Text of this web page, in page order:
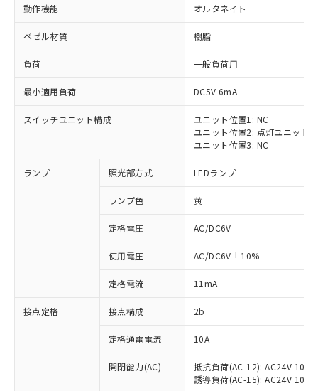
動作機能 オルタネイト
ベゼル材質 樹脂
負荷 一般負荷用
最小適用負荷 DC5V 6mA
スイッチユニット構成
ユニット位置1: NC
ユニット位置2: 点灯ユニット
ユニット位置3: NC
ランプ 照光部方式 LEDランプ
ランプ色 黄
定格電圧 AC/DC6V
使用電圧 AC/DC6V±10%
定格電流 11mA
接点定格 接点構成 2b
定格通電電流 10A
開閉能力(AC)
抵抗負荷(AC-12): AC24V 10A/
誘導負荷(AC-15): AC24V
ご利用条件
以下の条件をお読みいただき、同意のうえ
ご利用ください。
本サービスは、当社制御機器事業取扱
商品の当社在庫状況および標準価格
(税抜)を提供させていただくもので
当社制御機器事業取扱商品の中には、
対応済み：EU RoHS指令（10物質）の
非含有に対応した製品が提供可能な商品で
対応予定：EU RoHS指令（10物質）の非含
有に対応した製品に切り替える予定のある
対応予定なし：EU RoHS指令（10物質）の
非含有に非対応の商品で、対応品を出す予
調査・確認中：EU RoHS指令（10物質）の
非含有の対応状況を調査中または確認中の
非該当品：ライセンス料など無形物で、有
害物質有無と関係のない商品です。
仕入先様の事情により、非含有部品として
「○」：最大均質材料含有率が中国RoHSの
基準値以下であることを示します。
「×」：最大均質材料含有率が中国RoHSの